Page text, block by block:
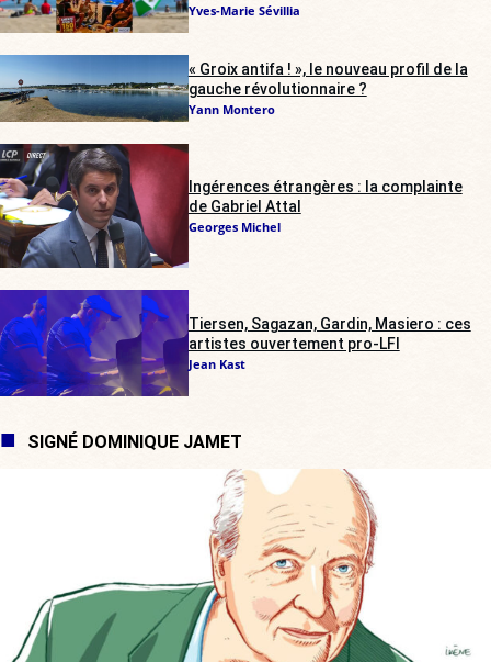
Yves-Marie Sévillia
« Groix antifa ! », le nouveau profil de la
gauche révolutionnaire ?
Yann Montero
Ingérences étrangères : la complainte
de Gabriel Attal
Georges Michel
Tiersen, Sagazan, Gardin, Masiero : ces
artistes ouvertement pro-LFI
Jean Kast
SIGNÉ DOMINIQUE JAMET